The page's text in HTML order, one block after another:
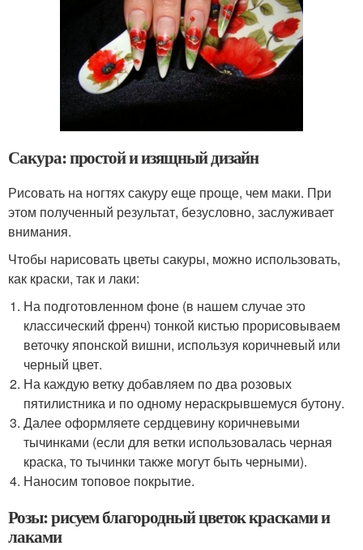
Сакура: простой и изящный дизайн
Рисовать на ногтях сакуру еще проще, чем маки. При
этом полученный результат, безусловно, заслуживает
внимания.
Чтобы нарисовать цветы сакуры, можно использовать,
как краски, так и лаки:
На подготовленном фоне (в нашем случае это
классический френч) тонкой кистью прорисовываем
веточку японской вишни, используя коричневый или
черный цвет.
На каждую ветку добавляем по два розовых
пятилистника и по одному нераскрывшемуся бутону.
Далее оформляете сердцевину коричневыми
тычинками (если для ветки использовалась черная
краска, то тычинки также могут быть черными).
Наносим топовое покрытие.
Розы: рисуем благородный цветок красками и
лаками